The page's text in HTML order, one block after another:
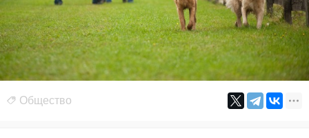
Общество